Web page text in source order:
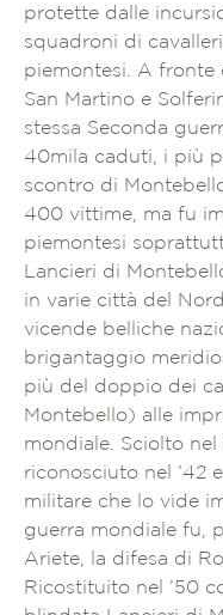
protette dalle
squadroni di
piemontesi. A fronte
San Martino e
stessa Seconda
40mila caduti, i più
scontro di
400 vittime, ma fu
piemontesi
Lancieri di
in varie città del
vicende belliche
brigantaggio
più del doppio dei
Montebello) alle
mondiale. Sciolto
riconosciuto nel ’42
militare che lo vide
guerra mondiale fu,
Ariete, la difesa di
Ricostituito nel ’50